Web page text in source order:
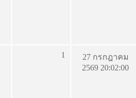
1
27 กรกฎาคม
2569 20:02:00